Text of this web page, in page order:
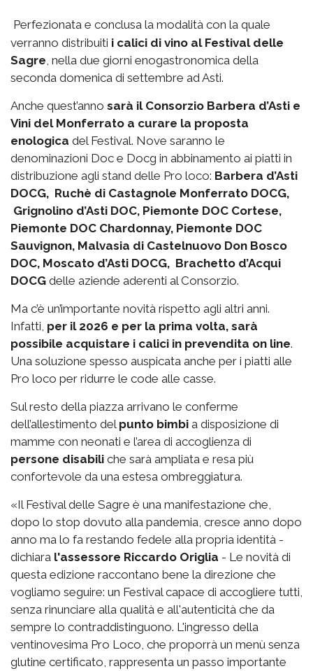
Perfezionata e conclusa la modalità con la quale
verranno distribuiti i calici di vino al Festival delle
Sagre , nella due giorni enogastronomica della
seconda domenica di settembre ad Asti.
Anche quest’anno sarà il Consorzio Barbera d’Asti e
Vini del Monferrato a curare la proposta
enologica del Festival. Nove saranno le
denominazioni Doc e Docg in abbinamento ai piatti in
distribuzione agli stand delle Pro loco: Barbera d’Asti
DOCG, Ruchè di Castagnole Monferrato DOCG,
Grignolino d’Asti DOC, Piemonte DOC Cortese,
Piemonte DOC Chardonnay, Piemonte DOC
Sauvignon, Malvasia di Castelnuovo Don Bosco
DOC, Moscato d’Asti DOCG, Brachetto d’Acqui
DOCG delle aziende aderenti al Consorzio.
Ma c’è un’importante novità rispetto agli altri anni.
Infatti, per il 2026 e per la prima volta, sarà
possibile acquistare i calici in prevendita on line.
Una soluzione spesso auspicata anche per i piatti alle
Pro loco per ridurre le code alle casse.
Sul resto della piazza arrivano le conferme
dell’allestimento del punto bimbi a disposizione di
mamme con neonati e l’area di accoglienza di
persone disabili che sarà ampliata e resa più
confortevole da una estesa ombreggiatura.
«Il Festival delle Sagre è una manifestazione che,
dopo lo stop dovuto alla pandemia, cresce anno dopo
anno ma lo fa restando fedele alla propria identità -
dichiara l'assessore Riccardo Origlia - Le novità di
questa edizione raccontano bene la direzione che
vogliamo seguire: un Festival capace di accogliere tutti,
senza rinunciare alla qualità e all'autenticità che da
sempre lo contraddistinguono. L'ingresso della
ventinovesima Pro Loco, che proporrà un menù senza
glutine certificato, rappresenta un passo importante